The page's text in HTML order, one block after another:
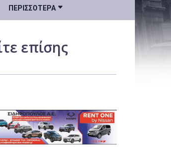
ΠΕΡΙΣΣΌΤΕΡΑ 
επίσης
Υγεία
Ταξίδια
Επιστήμη
Περιβάλλον
Κόσμος
Τοπικά